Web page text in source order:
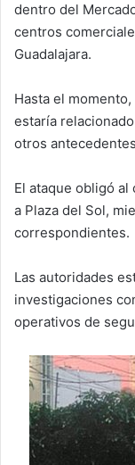
dentro del
centros
Guadalajara.
Hasta el
estaría
otros
El ataque obligó
a Plaza del Sol,
correspondientes.
Las autoridades
investigaciones
operativos de